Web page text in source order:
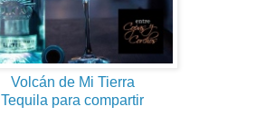
Volcán de Mi Tierra
Tequila para compartir